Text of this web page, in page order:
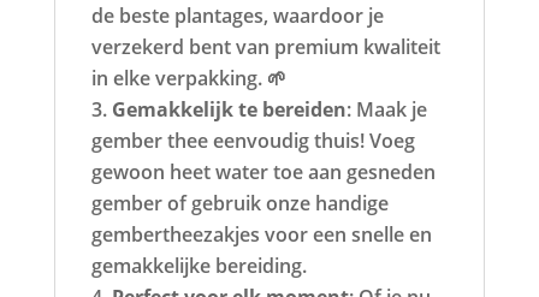
de beste plantages, waardoor je
verzekerd bent van premium kwaliteit
in elke verpakking. 🌱
Gemakkelijk te bereiden: Maak je
gember thee eenvoudig thuis! Voeg
gewoon heet water toe aan gesneden
gember of gebruik onze handige
gembertheezakjes voor een snelle en
gemakkelijke bereiding.